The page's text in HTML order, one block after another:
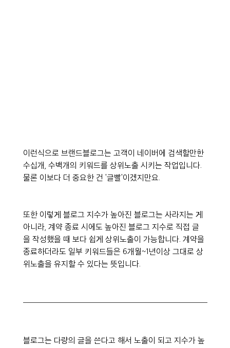
이런식으로 브랜드블로그는 고객이 네이버에 검색할만한
수십개, 수백개의 키워드를 상위노출 시키는 작업입니다.
물론 이보다 더 중요한 건 '글빨'이겠지만요.
또한 이렇게 블로그 지수가 높아진 블로그는 사라지는 게
아니라, 계약 종료 시에도 높아진 블로그 지수로 직접 글
을 작성했을 때 보다 쉽게 상위노출이 가능합니다. 계약을
종료하더라도 일부 키워드들은 6개월~1년이상 그대로 상
위노출을 유지할 수 있다는 뜻입니다.
블로그는 다량의 글을 쓴다고 해서 노출이 되고 지수가 높